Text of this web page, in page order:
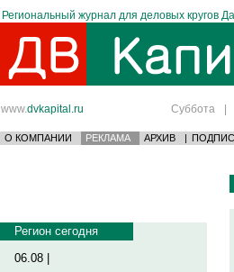
Региональный журнал для деловых кругов
www.dvkapital.ru Суббота |
О КОМПАНИИ РЕКЛАМА АРХИВ |
Регион сегодня
06.08 |